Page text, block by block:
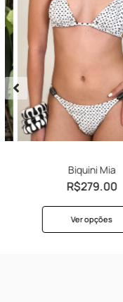
Biquini Mia
R$279.00
Ver opções